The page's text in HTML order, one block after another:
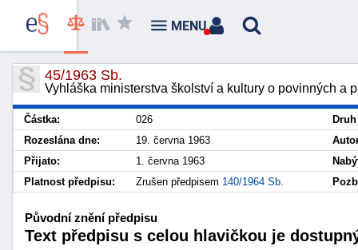
45/1963 Sb.
Vyhláška ministerstva školství a kultury o povinných a
Částka: 026
Rozeslána dne:
19. června 1963
Přijato:
1. června 1963
Platnost předpisu:
Zrušen předpisem 140/1964 Sb.
Původní znění předpisu
Text předpisu s celou hlavičkou je
MENU